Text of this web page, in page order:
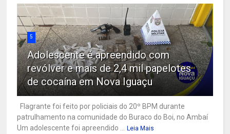
5
Adolescente é apreendido com
revólver e mais de 2,4 mil papelotes
de cocaína em Nova Iguaçu
Flagrante foi feito por policiais do 20º BPM durante
patrulhamento na comunidade do Buraco do Boi, no Ambaí
Um adolescente foi apreendido ...
Leia Mais